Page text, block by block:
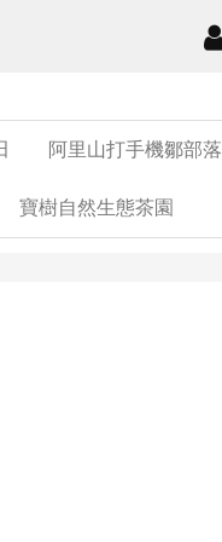
阿里山打手機鄒部落
寶樹自然生態茶園